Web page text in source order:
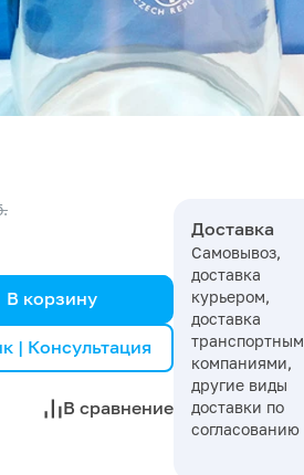
В корзину
| Консультация
В сравнение
Доставка
Самовывоз,
доставка
курьером,
доставка
компаниями,
другие виды
доставки по
согласованию